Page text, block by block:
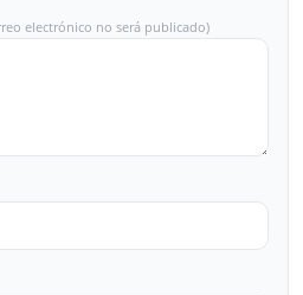
electrónico no será publicado)